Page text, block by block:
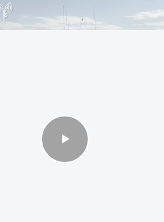
(אוריה קשת מתוך המהדורה